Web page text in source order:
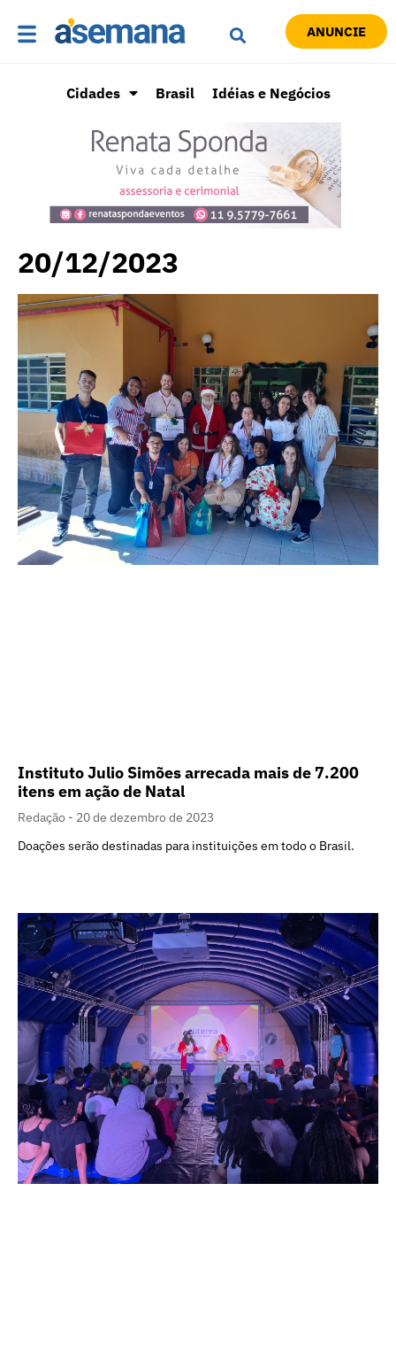
ANUNCIE
Cidades Brasil Idéias e Negócios
20/12/2023
Instituto Julio Simões arrecada mais de 7.200
itens em ação de Natal
Redação
20 de dezembro de 2023
Doações serão destinadas para instituições em todo o Brasil.